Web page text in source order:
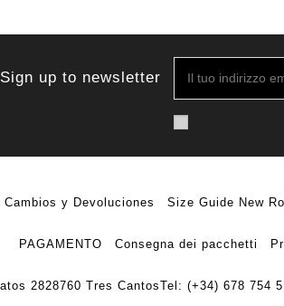
Sign up to newsletter
Cambios y Devoluciones Size Guide New
PAGAMENTO Consegna dei pacchetti
2828760 Tres CantosTel: (+34) 678 754